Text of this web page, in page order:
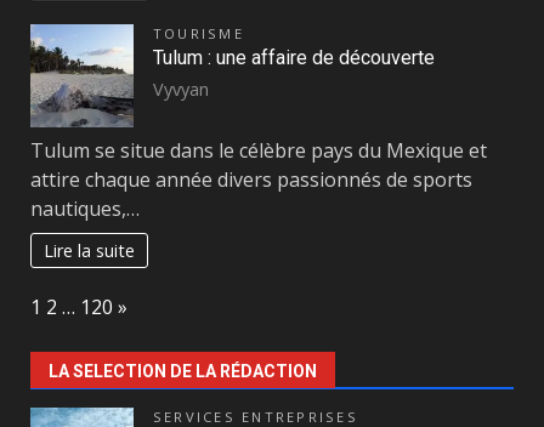
TOURISME
Tulum : une affaire de découverte
Vyvyan
Tulum se situe dans le célèbre pays du Mexique et
attire chaque année divers passionnés de sports
nautiques,…
Lire la suite
Page:
1 2 … 120 Next
»
LA SELECTION DE LA RÉDACTION
SERVICES ENTREPRISES